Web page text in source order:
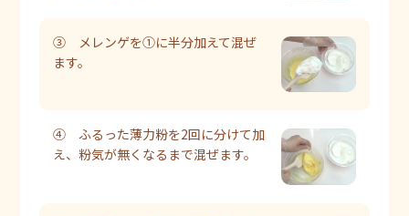
③ メレンゲを①に半分加えて混ぜ
ます。
④ ふるった薄力粉を2回に分けて加
え、粉気が無くなるまで混ぜます。